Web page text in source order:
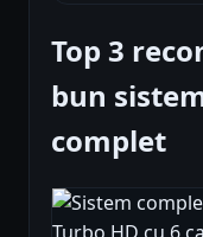
Top 3
bun
complet